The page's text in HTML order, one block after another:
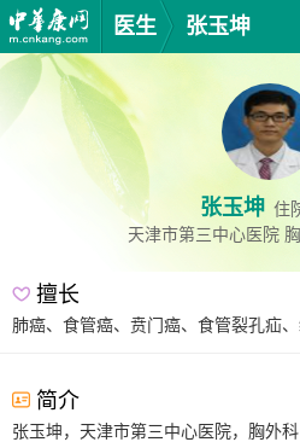
医生 张玉坤
张玉坤 住
天津市第三中心医院
擅长
肺癌、食管癌、贲门癌、食管裂孔疝
简介
张玉坤，天津市第三中心医院，胸外